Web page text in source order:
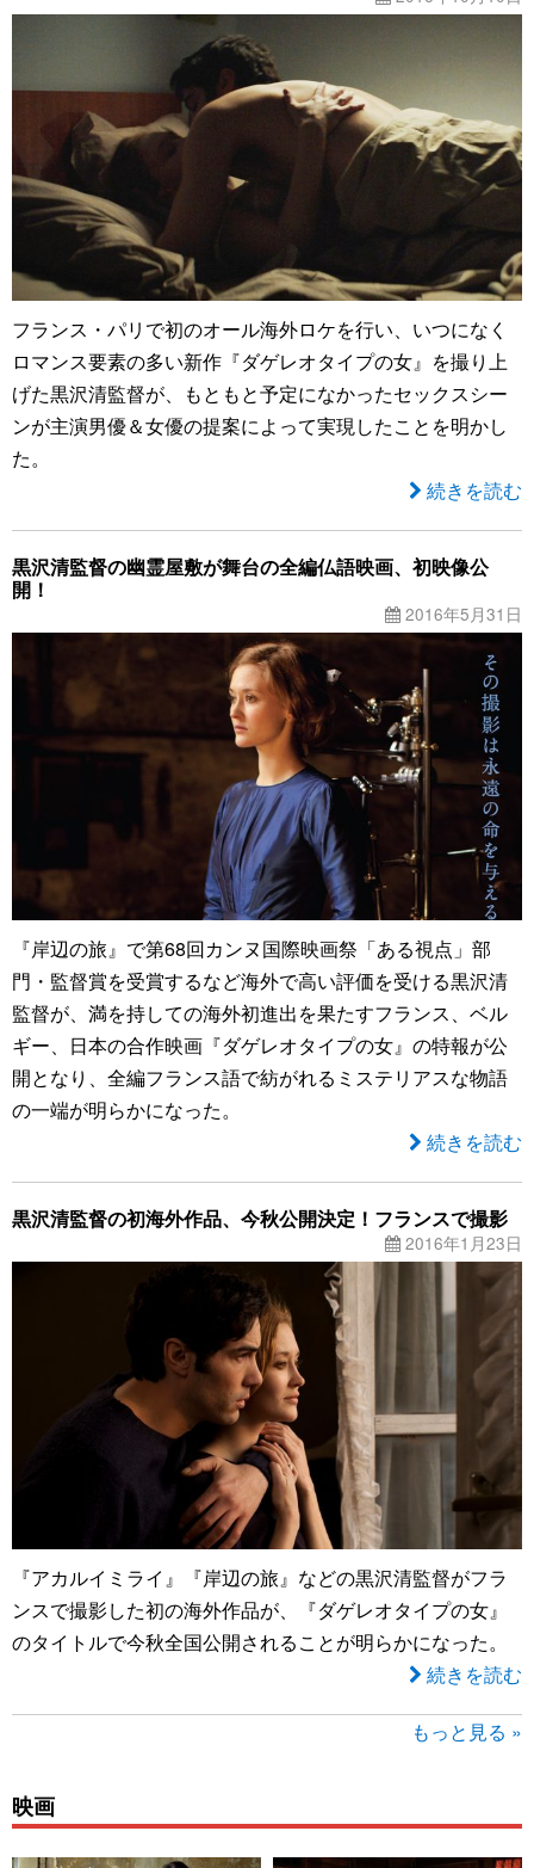
フランス・パリで初のオール海外ロケを行い、いつになく
ロマンス要素の多い新作『ダゲレオタイプの女』を撮り上
げた黒沢清監督が、もともと予定になかったセックスシー
ンが主演男優＆女優の提案によって実現したことを明かし
た。
続きを読む
黒沢清監督の幽霊屋敷が舞台の全編仏語映画、初映像公
開！
2016年5月31日
『岸辺の旅』で第68回カンヌ国際映画祭「ある視点」部
門・監督賞を受賞するなど海外で高い評価を受ける黒沢清
監督が、満を持しての海外初進出を果たすフランス、ベル
ギー、日本の合作映画『ダゲレオタイプの女』の特報が公
開となり、全編フランス語で紡がれるミステリアスな物語
の一端が明らかになった。
続きを読む
黒沢清監督の初海外作品、今秋公開決定！フランスで撮影
2016年1月23日
『アカルイミライ』『岸辺の旅』などの黒沢清監督がフラ
ンスで撮影した初の海外作品が、『ダゲレオタイプの女』
のタイトルで今秋全国公開されることが明らかになった。
続きを読む
もっと見る »
映画